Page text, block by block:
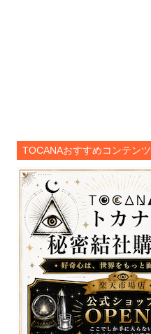
TOCANAおすすめコンテンツ